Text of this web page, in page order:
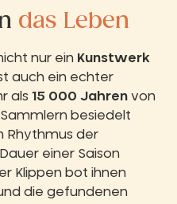
das Leben
nur ein Kunstwerk
auch ein echter
als 15 000 Jahren von
besiedelt
Rhythmus der
einer Saison
Klippen bot ihnen
die gefundenen